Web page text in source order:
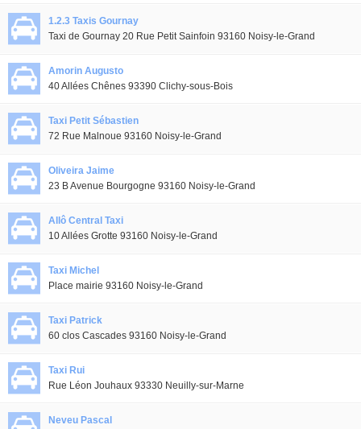
1.2.3 Taxis Gournay
Taxi de Gournay 20 Rue Petit Sainfoin 93160 Noisy-le-Grand
Amorin Augusto
40 Allées Chênes 93390 Clichy-sous-Bois
Taxi Petit Sébastien
72 Rue Malnoue 93160 Noisy-le-Grand
Oliveira Jaime
23 B Avenue Bourgogne 93160 Noisy-le-Grand
Allô Central Taxi
10 Allées Grotte 93160 Noisy-le-Grand
Taxi Michel
Place mairie 93160 Noisy-le-Grand
Taxi Patrick
60 clos Cascades 93160 Noisy-le-Grand
Taxi Rui
Rue Léon Jouhaux 93330 Neuilly-sur-Marne
Neveu Pascal